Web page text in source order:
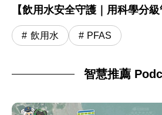
【飲用水安全守護｜用科學分級
飲用水 PFAS
智慧推薦